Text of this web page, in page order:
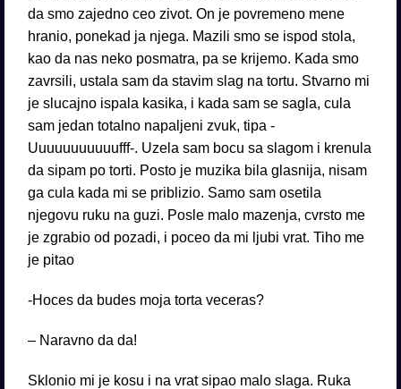
da smo zajedno ceo zivot. On je povremeno mene
hranio, ponekad ja njega. Mazili smo se ispod stola,
kao da nas neko posmatra, pa se krijemo. Kada smo
zavrsili, ustala sam da stavim slag na tortu. Stvarno mi
je slucajno ispala kasika, i kada sam se sagla, cula
sam jedan totalno napaljeni zvuk, tipa -
Uuuuuuuuuuufff-. Uzela sam bocu sa slagom i krenula
da sipam po torti. Posto je muzika bila glasnija, nisam
ga cula kada mi se priblizio. Samo sam osetila
njegovu ruku na guzi. Posle malo mazenja, cvrsto me
je zgrabio od pozadi, i poceo da mi ljubi vrat. Tiho me
je pitao
-Hoces da budes moja torta veceras?
– Naravno da da!
Sklonio mi je kosu i na vrat sipao malo slaga. Ruka